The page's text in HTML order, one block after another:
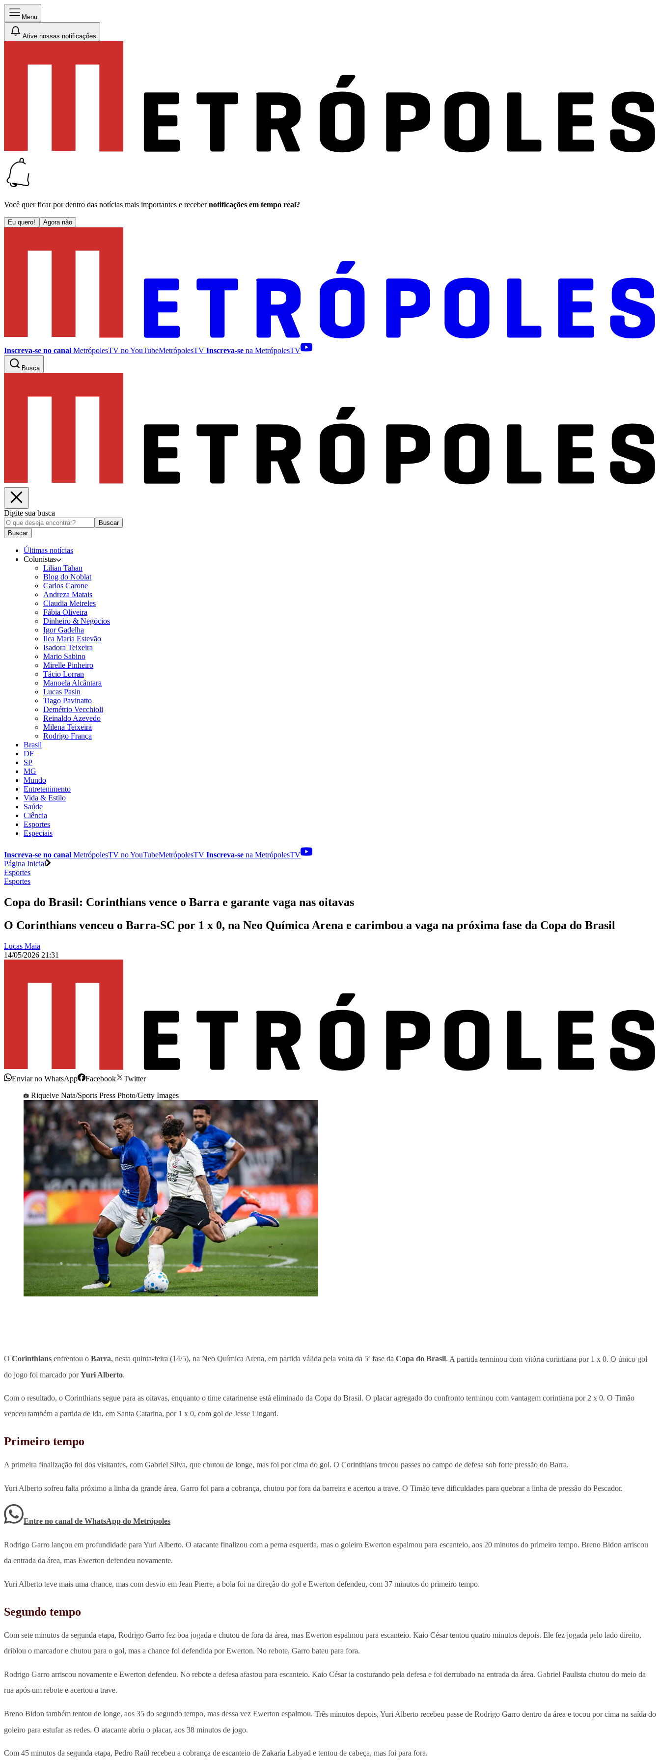
Menu
Ative nossas notificações
Você quer ficar por dentro das notícias mais importantes e receber notificações em tempo real?
Eu quero! Agora não
Inscreva-se no canal MetrópolesTV noYouTubeMetrópolesTV Inscreva-se na MetrópolesTV
Busca
Digite sua busca
Buscar
Buscar
Últimas notícias
Colunistas
Lilian Tahan
Blog do Noblat
Carlos Carone
Andreza Matais
Claudia Meireles
Fábia Oliveira
Dinheiro & Negócios
Igor Gadelha
Ilca Maria Estevão
Isadora Teixeira
Mario Sabino
Mirelle Pinheiro
Tácio Lorran
Manoela Alcântara
Lucas Pasin
Tiago Pavinatto
Demétrio Vecchioli
Reinaldo Azevedo
Milena Teixeira
Rodrigo França
Brasil
DF
SP
MG
Mundo
Entretenimento
Vida & Estilo
Saúde
Ciência
Esportes
Especiais
Inscreva-se no canal MetrópolesTV noYouTubeMetrópolesTV Inscreva-se na MetrópolesTV
Página Inicial
Esportes
Esportes
Copa do Brasil: Corinthians vence o Barra e garante vaga nas oitavas
O Corinthians venceu o Barra-SC por 1 x 0, na Neo Química Arena e carimbou a vaga na próxima fase da Copa do Brasil
Lucas Maia
14/05/2026 21:31
Enviar no WhatsApp Facebook
Twitter
Riquelve Nata/Sports Press Photo/Getty Images
O Corinthians enfrentou o Barra, nesta quinta-feira (14/5), na Neo Química Arena, em partida válida pela volta da 5ª fase da Copa do Brasil. A partida terminou com vitória corintiana por 1 x 0. O único gol
do jogo foi marcado porYuri Alberto
Com o resultado, o Corinthians segue para as oitavas, enquanto o time catarinense está eliminado da Copa do Brasil. O placar agregado do confronto terminou com vantagem corintiana por 2 x 0. O Timão
venceu também a partida de ida, em Santa Catarina, por 1 x 0, com gol de Jesse Lingard.
Primeiro tempo
A primeira finalização foi dos visitantes, com Gabriel Silva, que chutou de longe, mas foi por cima do gol. O Corinthians trocou passes no campo de defesa sob forte pressão do Barra.
Yuri Alberto sofreu falta próximo a linha da grande área. Garro foi para a cobrança, chutou por fora da barreira e acertou a trave. O Timão teve dificuldades para quebrar a linha de pressão do Pescador.
Entre no canal de WhatsApp do Metrópoles
Rodrigo Garro lançou em profundidade para Yuri Alberto. O atacante finalizou com a perna esquerda, mas o goleiro Ewerton espalmou para escanteio, aos 20 minutos do primeiro tempo. Breno Bidon arriscou
da entrada da área, mas Ewerton defendeu novamente.
Yuri Alberto teve mais uma chance, mas com desvio em Jean Pierre, a bola foi na direção do gol e Ewerton defendeu, com 37 minutos do primeiro tempo.
Segundo tempo
Com sete minutos da segunda etapa, Rodrigo Garro fez boa jogada e chutou de fora da área, mas Ewerton espalmou para escanteio. Kaio César tentou quatro minutos depois. Ele fez jogada pelo lado direito,
driblou o marcador e chutou para o gol, mas a chance foi defendida por Ewerton. No rebote, Garro bateu para fora.
Rodrigo Garro arriscou novamente e Ewerton defendeu. No rebote a defesa afastou para escanteio. Kaio César ia costurando pela defesa e foi derrubado na entrada da área. Gabriel Paulista chutou do meio da
rua após um rebote e acertou a trave.
Breno Bidon também tentou de longe, aos 35 do segundo tempo, mas dessa vez Ewerton espalmou. Três minutos depois, Yuri Alberto recebeu passe de Rodrigo Garro dentro da área e tocou por cima na saída do
goleiro para estufar as redes. O atacante abriu o placar, aos 38 minutos de jogo.
Com 45 minutos da segunda etapa, Pedro Raúl recebeu a cobrança de escanteio de Zakaria Labyad e tentou de cabeça, mas foi para fora.